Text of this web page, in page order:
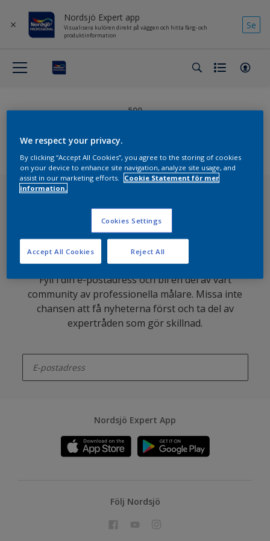
Nordsjö Expert app
Visualisera kulören direkt på väggen och hitta färg- och
produktinformation
Se
500
Internal Server Error
Anmäl dig till vårt nyhetsbrev
Fyll i din e-postadress och bli en del av vårt
community av professionella målare. Missa inte
chansen att få nyheterna först och ta del av
expertråden som gör skillnad.
Nordsjö Expert App
Följ Nordsjö
We respect your privacy.
By clicking “Accept All Cookies”, you agree to the storing of cookies
on your device to enhance site navigation, analyze site usage, and
assist in our marketing efforts.
Cookie Statement för mer
information.
Cookies Settings
Reject All
Accept All Cookies